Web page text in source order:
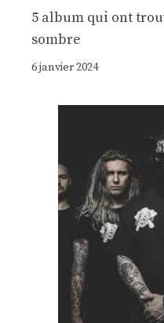
5 album qui ont
sombre
6 janvier 2024